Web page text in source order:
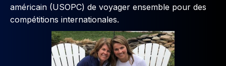
américain (USOPC) de voyager ensemble pour des
compétitions internationales.